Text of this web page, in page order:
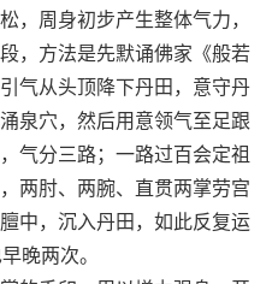
，周身初步产生整体气力，
，方法是先默诵佛家《般若
气从头顶降下丹田，意守丹
泉穴，然后用意领气至足跟
气分三路；一路过百会定祖
两肘、两腕、直贯两掌劳宫
中，沉入丹田，如此反复运
晚两次。